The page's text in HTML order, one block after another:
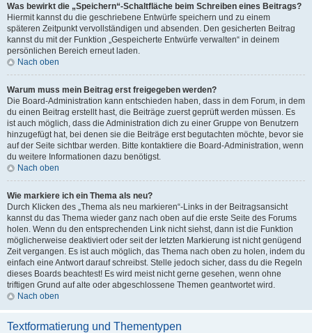
Was bewirkt die „Speichern“-Schaltfläche beim Schreiben eines Beitrags?
Hiermit kannst du die geschriebene Entwürfe speichern und zu einem
späteren Zeitpunkt vervollständigen und absenden. Den gesicherten Beitrag
kannst du mit der Funktion „Gespeicherte Entwürfe verwalten“ in deinem
persönlichen Bereich erneut laden.
Nach oben
Warum muss mein Beitrag erst freigegeben werden?
Die Board-Administration kann entschieden haben, dass in dem Forum, in dem
du einen Beitrag erstellt hast, die Beiträge zuerst geprüft werden müssen. Es
ist auch möglich, dass die Administration dich zu einer Gruppe von Benutzern
hinzugefügt hat, bei denen sie die Beiträge erst begutachten möchte, bevor sie
auf der Seite sichtbar werden. Bitte kontaktiere die Board-Administration, wenn
du weitere Informationen dazu benötigst.
Nach oben
Wie markiere ich ein Thema als neu?
Durch Klicken des „Thema als neu markieren“-Links in der Beitragsansicht
kannst du das Thema wieder ganz nach oben auf die erste Seite des Forums
holen. Wenn du den entsprechenden Link nicht siehst, dann ist die Funktion
möglicherweise deaktiviert oder seit der letzten Markierung ist nicht genügend
Zeit vergangen. Es ist auch möglich, das Thema nach oben zu holen, indem du
einfach eine Antwort darauf schreibst. Stelle jedoch sicher, dass du die Regeln
dieses Boards beachtest! Es wird meist nicht gerne gesehen, wenn ohne
triftigen Grund auf alte oder abgeschlossene Themen geantwortet wird.
Nach oben
Textformatierung und Thementypen